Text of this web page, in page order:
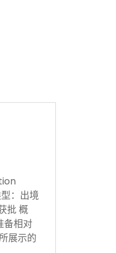
：出境
批 概
备相对
展示的